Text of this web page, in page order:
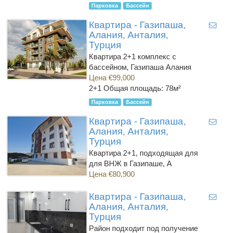
Парковка Бассейн
Квартира - Газипаша,
Алания, Анталия,
Турция
Квартира 2+1 комплекс с
бассейном, Газипаша Алания
Цена €99,000
2+1 Общая площадь: 78м²
Парковка Бассейн
Квартира - Газипаша,
Алания, Анталия,
Турция
Квартира 2+1, подходящая для
для ВНЖ в Газипаше, А
Цена €80,900
Квартира - Газипаша,
Алания, Анталия,
Турция
Район подходит под получение